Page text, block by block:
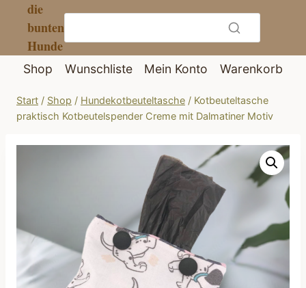
Inhalt
springen
die
bunten
Hunde
Shop Wunschliste Mein Konto Warenkorb
Start / Shop / Hundekotbeuteltasche / Kotbeuteltasche
praktisch Kotbeutelspender Creme mit Dalmatiner Motiv